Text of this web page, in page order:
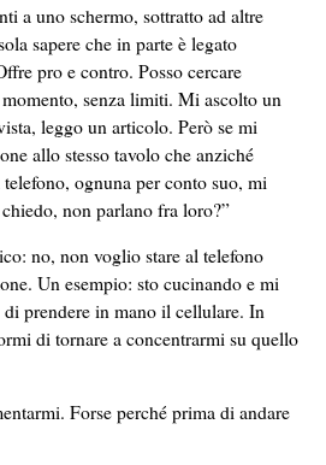
a uno schermo, sottratto ad altre
sapere che in parte è legato
pro e contro. Posso cercare
senza limiti. Mi ascolto un
leggo un articolo. Però se mi
allo stesso tavolo che anziché
ognuna per conto suo, mi
non parlano fra loro?”
no, non voglio stare al telefono
Un esempio: sto cucinando e mi
prendere in mano il cellulare. In
di tornare a concentrarmi su quello
Forse perché prima di andare